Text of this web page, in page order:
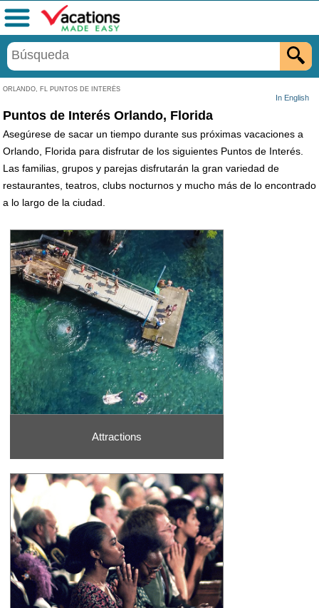
ORLANDO, FL PUNTOS DE INTERÉS
In English
Menú
Puntos de Interés Orlando, Florida
Asegúrese de sacar un tiempo durante sus próximas vacaciones a
Orlando, Florida para disfrutar de los siguientes Puntos de Interés.
Las familias, grupos y parejas disfrutarán la gran variedad de
restaurantes, teatros, clubs nocturnos y mucho más de lo encontrado
a lo largo de la ciudad.
Attractions